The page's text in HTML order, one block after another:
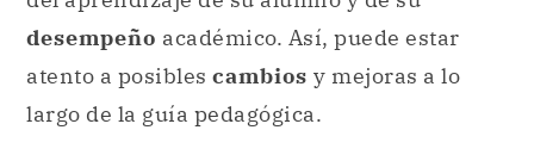
desempeño académico. Así, puede estar
atento a posibles cambios y mejoras a lo
largo de la guía pedagógica.